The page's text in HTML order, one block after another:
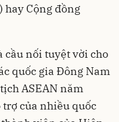
hay Cộng đồng
cầu nối tuyệt vời cho
quốc gia Đông Nam
ASEAN năm
trợ của nhiều quốc